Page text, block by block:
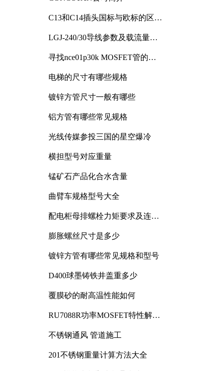
C13和C14插头国标与欧标的区别
LGJ-240/30导线参数及载流量解
寻找nce01p30k MOSFET管的合
电梯的尺寸有哪些规格
镀锌方管尺寸一般有哪些
铝方管有哪些常见规格
光线传媒参投三国的星空爆冷
横担型号对应重量
锰矿石产品化合水含量
曲臂车规格型号大全
配电柜母排螺栓力矩要求及连接
膨胀螺丝尺寸是多少
镀锌方管有哪些常见规格和型号
D400球墨铸铁井盖重多少
覆膜砂的耐高温性能如何
RU7088R功率MOSFET特性解析
不锈钢通风 管道施工
201不锈钢重量计算方法大全